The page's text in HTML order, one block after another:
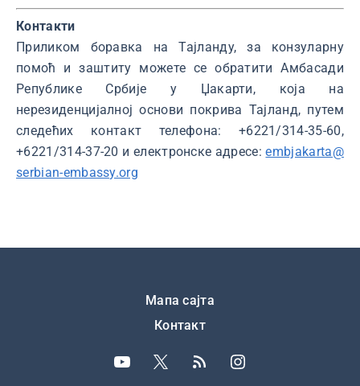
Контакти
Приликом боравка на Тајланду, за конзуларну
помоћ и заштиту можете се обратити Амбасади
Републике Србије у Џакарти, која на
нерезиденцијалној основи покрива Тајланд, путем
следећих контакт телефона: +6221/314-35-60,
+6221/314-37-20 и електронске адресе:embjakarta@
serbian-embassy.org
Мапа сајта
Контакт